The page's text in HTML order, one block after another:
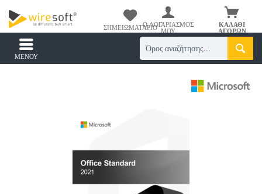
ΚΑΛΆΘΙ
ΑΓΟΡΏΝ
ΣΗΜΕΙΩΜΑΤΆΡΙΟΟ ΛΟΓΑΡΙΑΣΜΌΣ
ΜΟΥ
ΜΕΝΟΎ